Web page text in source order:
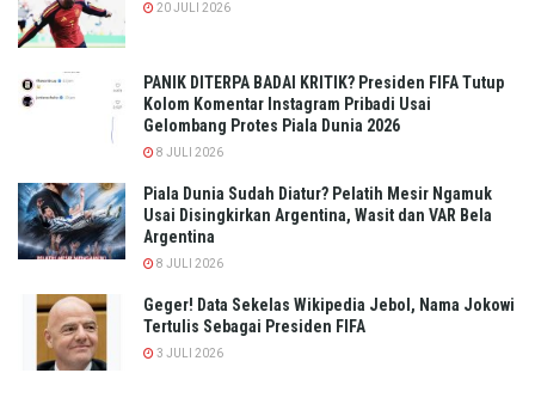
20 JULI 2026
PANIK DITERPA BADAI KRITIK? Presiden FIFA Tutup
Kolom Komentar Instagram Pribadi Usai
Gelombang Protes Piala Dunia 2026
8 JULI 2026
Piala Dunia Sudah Diatur? Pelatih Mesir Ngamuk
Usai Disingkirkan Argentina, Wasit dan VAR Bela
Argentina
8 JULI 2026
Geger! Data Sekelas Wikipedia Jebol, Nama Jokowi
Tertulis Sebagai Presiden FIFA
3 JULI 2026